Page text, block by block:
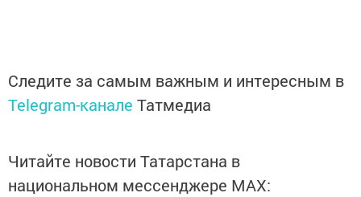
Следите за самым важным и интересным в
Telegram-канале Татмедиа
Читайте новости Татарстана в
национальном мессенджере MАХ: